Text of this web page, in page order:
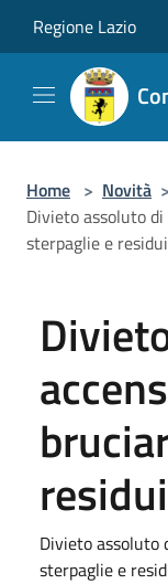
Regione Lazio
Home > Novità >
Divieto assoluto
sterpaglie e
Divieto assoluto
sterpaglie e